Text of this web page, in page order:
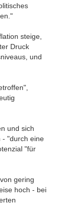
steige,
Druck
und
und sich
- "durch eine
"für
gering
hoch - bei